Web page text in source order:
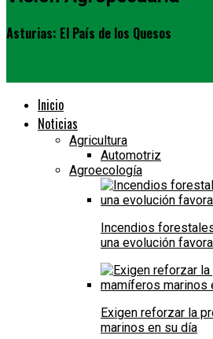
Asturias: El País de los Quesos
Inicio
Noticias
Agricultura
Automotriz
Agroecología
Incendios
una evolución
Exigen reforzar la
marinos en su día